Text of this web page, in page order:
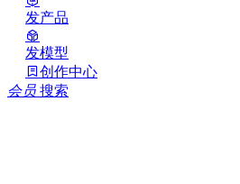
发产品
发模型
创作中心
会员 搜索